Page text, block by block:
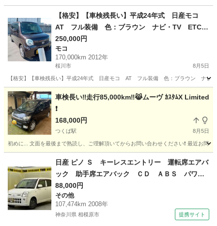
延方駅 その他
【格安】【車検残長い】平成24年式 日産モコ
AT フル装備 色：ブラウン ナビ・TV ETC
社外アルミ レーダー探知機 車検：令和9年12
月 絶好調！
250,000円
モコ
170,000km 2012年
桜川市 8月5日
【格安】【車検残長い】平成24年式 日産モコ AT フル装備 色：ブラウン ナビ
茨城 桜川市 モコ
車検長い‼️走行85,000km‼️😹ムーヴ ｶｽﾀﾑX Limited
❗️
168,000円
つくば駅 8月5日
初めに... 文面を最後まで熟読し、ご理解頂いてからお問い合わせください❗️ 最近お
つくば駅 日産
日産 ピノ Ｓ キーレスエントリー 運転席エアバ
ック 助手席エアバック ＣＤ ＡＢＳ パワー
ステアリング （検9.9）
88,000円
その他
107,474km 2008年
神奈川県 相模原市 提携サイト